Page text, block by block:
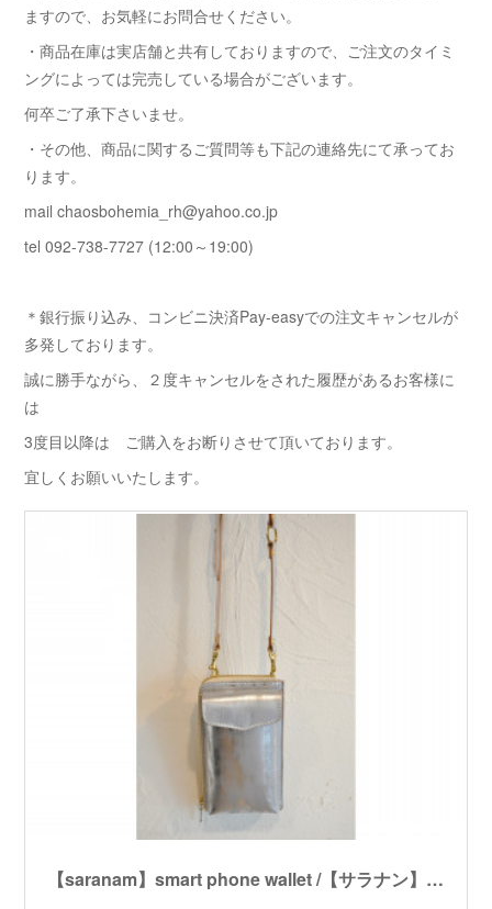
ますので、お気軽にお問合せください。
・商品在庫は実店舗と共有しておりますので、ご注文のタイミ
ングによっては完売している場合がございます。
何卒ご了承下さいませ。
・その他、商品に関するご質問等も下記の連絡先にて承ってお
ります。
mail chaosbohemia_rh@yahoo.co.jp
tel 092-738-7727 (12:00～19:00)
＊銀行振り込み、コンビニ決済Pay-easyでの注文キャンセルが
多発しております。
誠に勝手ながら、２度キャンセルをされた履歴があるお客様に
は
3度目以降は ご購入をお断りさせて頂いております。
宜しくお願いいたします。
【saranam】smart phone wallet /【サラナン】スマホウォレット